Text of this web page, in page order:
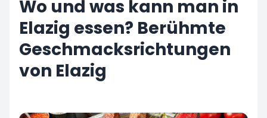
Wo und was kann man in
Elazig essen? Berühmte
Geschmacksrichtungen
von Elazig